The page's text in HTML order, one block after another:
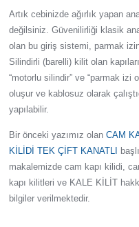
Artık cebinizde ağırlık yapan
değilsiniz. Güvenilirliği klasik
olan bu giriş sistemi, parmak
Silindirli (barelli) kilit olan
“motorlu silindir” ve “parmak izi
oluşur ve kablosuz olarak
yapılabilir.
Bir önceki yazımız olanCAM
KİLİDİ TEK ÇİFT KANATLI
makalemizde cam kapı kilidi,
kapı kilitleri ve KALE KİLİT
bilgiler verilmektedir.